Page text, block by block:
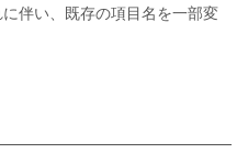
伴い、既存の項目名を一部変